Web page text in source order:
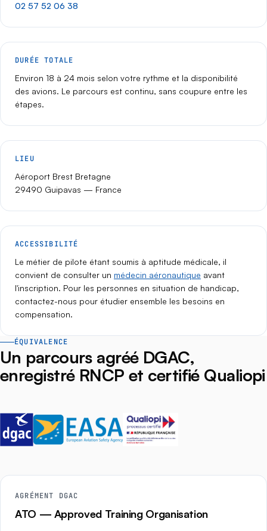
02 57 52 06 38
DURÉE TOTALE
Environ 18 à 24 mois selon votre rythme et la disponibilité
des avions. Le parcours est continu, sans coupure entre les
étapes.
LIEU
Aéroport Brest Bretagne
29490 Guipavas — France
ACCESSIBILITÉ
Le métier de pilote étant soumis à aptitude médicale, il
convient de consulter un médecin aéronautique avant
l'inscription. Pour les personnes en situation de handicap,
contactez-nous pour étudier ensemble les besoins en
compensation.
ÉQUIVALENCE
Un parcours agréé DGAC,
enregistré RNCP et certifié Qualiopi
AGRÉMENT DGAC
ATO — Approved Training Organisation